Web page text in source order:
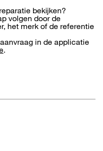
bekijken?
volgen door de
het merk of de referentie
in de applicatie
.